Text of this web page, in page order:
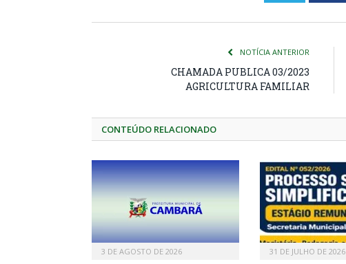
NOTÍCIA ANTERIOR
CHAMADA PUBLICA 03/2023
AGRICULTURA FAMILIAR
CONTEÚDO RELACIONADO
3 DE AGOSTO DE 2026 31 DE JULHO DE 2026